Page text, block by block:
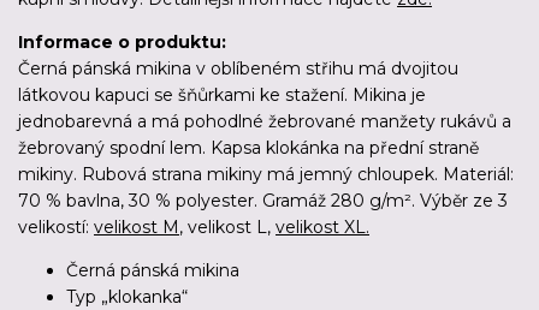
Informace o produktu:
Černá pánská mikina v oblíbeném střihu má dvojitou
látkovou kapuci se šňůrkami ke stažení. Mikina je
jednobarevná a má pohodlné žebrované manžety rukávů a
žebrovaný spodní lem. Kapsa klokánka na přední straně
mikiny. Rubová strana mikiny má jemný chloupek. Materiál:
70 % bavlna, 30 % polyester. Gramáž 280 g/m². Výběr ze 3
velikostí: velikost M , velikost L, velikost XL.
Černá pánská mikina
Typ „klokanka“